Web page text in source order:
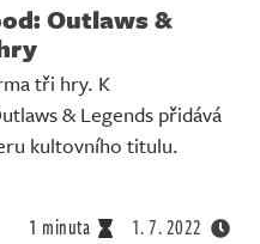
Outlaws &
tři hry. K
& Legends přidává
kultovního titulu.
1 minuta 1. 7. 2022